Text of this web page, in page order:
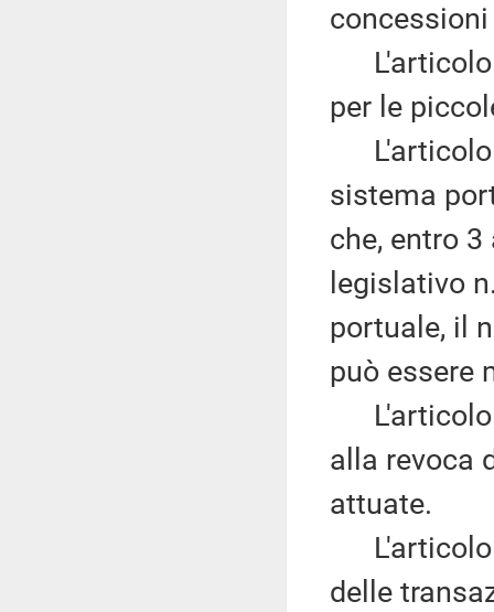
L'articolo
per le
L'articolo
sistema
che, entro
legislativo
portuale, il
può essere
L'articolo
alla revoca
attuate.
L'articolo
delle